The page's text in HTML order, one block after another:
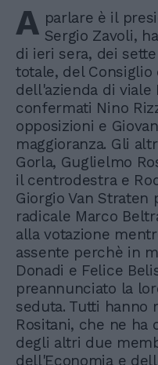
A parlare è il
Sergio Zavoli,
di ieri sera, dei
totale, del
dell'azienda di viale
confermati Nino
opposizioni e
maggioranza. Gli
Gorla, Guglielmo
il centrodestra e
Giorgio Van
radicale Marco
alla votazione
assente perchè in
Donadi e Felice
preannunciato la
seduta. Tutti hanno
Rositani, che ne ha
degli altri due
dell'Economia e